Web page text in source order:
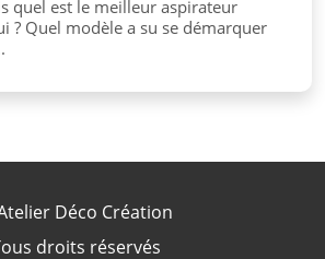
quel est le meilleur aspirateur
? Quel modèle a su se démarquer
Déco Création
droits réservés